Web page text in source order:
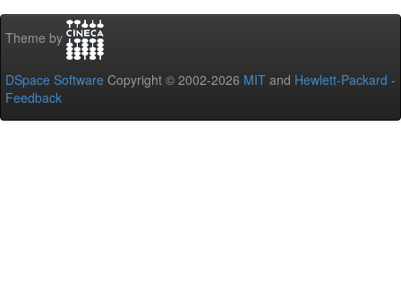
Theme by
DSpace Software Copyright © 2002-2026 MIT and Hewlett-Packard -
Feedback